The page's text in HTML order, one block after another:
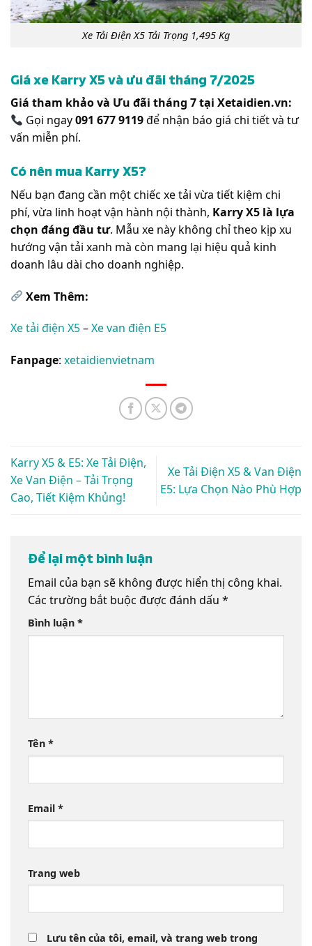
Xe Tải Điện X5 Tải Trọng 1,495 Kg
Giá xe Karry X5 và ưu đãi tháng 7/2025
Giá tham khảo và Ưu đãi tháng 7 tại Xetaidien.vn:
Gọi ngay091 677 9119để nhận báo giá chi tiết và tư
vấn miễn phí.
Có nên mua Karry X5?
Nếu bạn đang cần một chiếc xe tải vừa tiết kiệm chi
phí, vừa linh hoạt vận hành nội thành, Karry X5 là lựa
chọn đáng đầu tư. Mẫu xe này không chỉ theo kịp xu
hướng vận tải xanh mà còn mang lại hiệu quả kinh
doanh lâu dài cho doanh nghiệp.
Xem Thêm:
Xe tải điện X5–Xe van điện E5
Fanpage: xetaidienvietnam
Karry X5 & E5: Xe Tải Điện,
Xe Van Điện – Tải Trọng
Cao, Tiết Kiệm Khủng!
Xe Tải Điện X5 & Van Điện
E5: Lựa Chọn Nào Phù Hợp
Để lại một bình luận
Email của bạn sẽ không được hiển thị công khai.
Các trường bắt buộc được đánh dấu *
Bình luận *
Tên *
Email *
Trang web
Lưu tên của tôi, email, và trang web trong